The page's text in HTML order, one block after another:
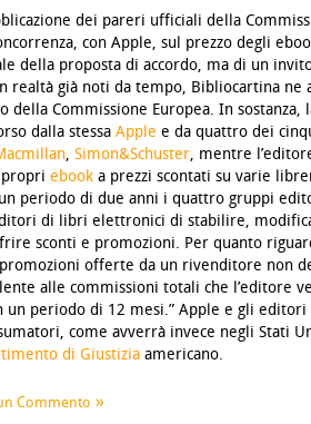
dei pareri ufficiali della
con Apple, sul prezzo degli
della proposta di accordo, ma di un
realtà già noti da tempo, Bibliocartina
della Commissione Europea. In sostanza,
dalla stessa Apple e da quattro dei
, Simon&Schuster, mentre
ebook a prezzi scontati su varie
periodo di due anni i quattro gruppi
di libri elettronici di stabilire,
sconti e promozioni. Per quanto
offerte da un rivenditore non
alle commissioni totali che l’editore
periodo di 12 mesi.” Apple e gli editori
come avverrà invece negli Stati
di Giustizia americano.
Commento